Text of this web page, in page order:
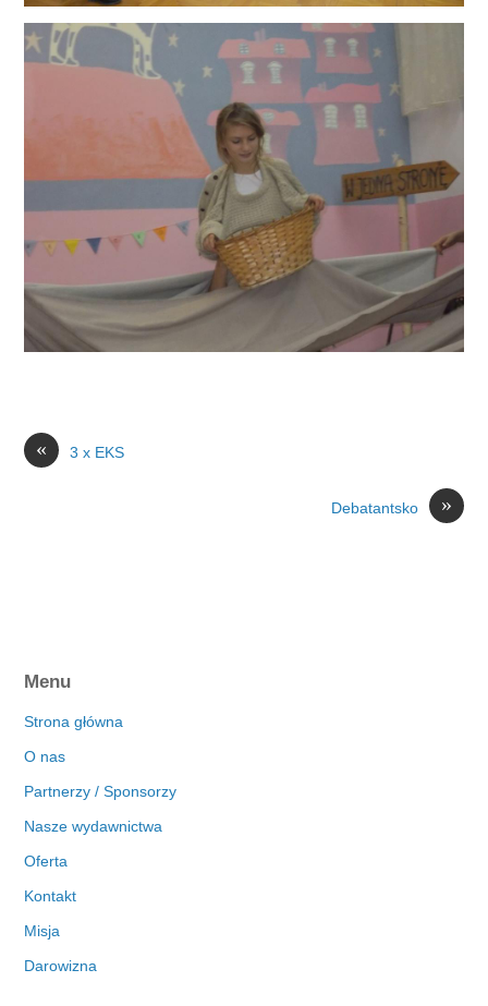
« 3 x EKS
»
Debatantsko
Menu
Strona główna
O nas
Partnerzy / Sponsorzy
Nasze wydawnictwa
Oferta
Kontakt
Misja
Darowizna